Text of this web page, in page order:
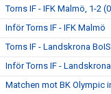
Torns IF - IFK Malmö, 1-2
Inför Torns IF - IFK Malmö
Torns IF - Landskrona
Inför Torns IF -
Matchen mot BK Olympic